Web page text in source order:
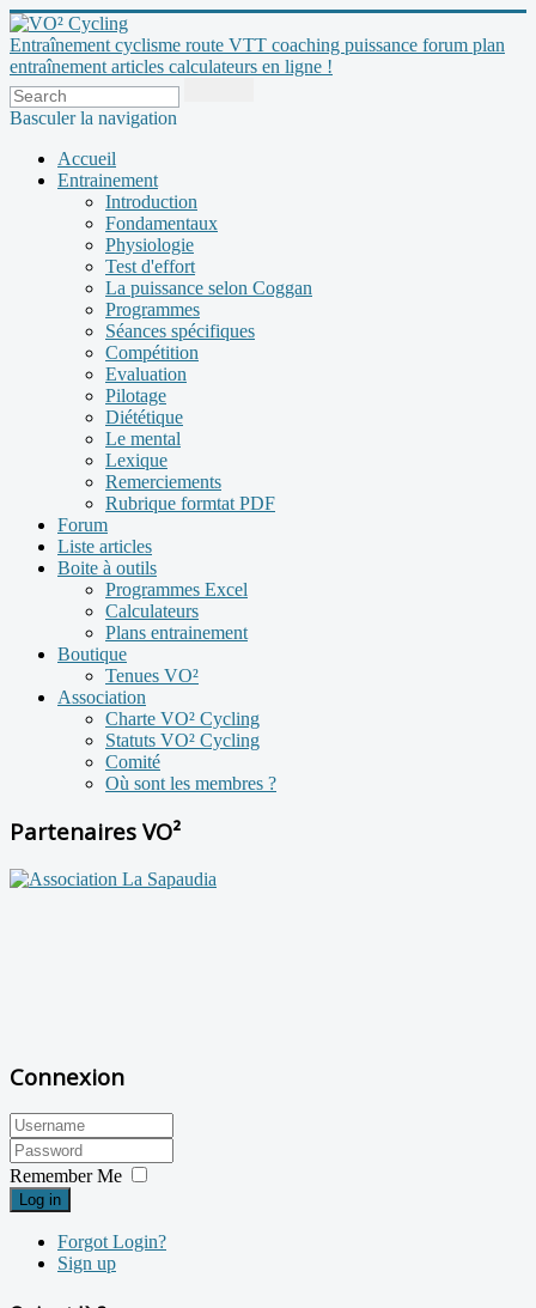
Entraînement cyclisme route VTT coaching puissance forum plan
entraînement articles calculateurs en ligne !
Basculer la navigation
Accueil
Entrainement
Introduction
Fondamentaux
Physiologie
Test d'effort
La puissance selon Coggan
Programmes
Séances spécifiques
Compétition
Evaluation
Pilotage
Diététique
Le mental
Lexique
Remerciements
Rubrique formtat PDF
Forum
Liste articles
Boite à outils
Programmes Excel
Calculateurs
Plans entrainement
Boutique
Tenues VO²
Association
Charte VO² Cycling
Statuts VO² Cycling
Comité
Où sont les membres ?
Partenaires VO²
Connexion
Remember Me
Log in
Forgot Login?
Sign up